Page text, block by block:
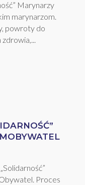
Marynarzy
marynarzom.
powroty do
Proces